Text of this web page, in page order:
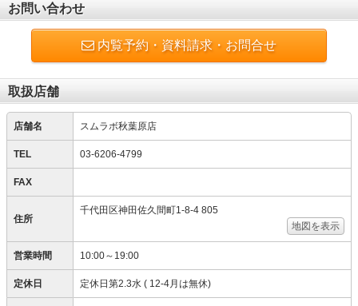
お問い合わせ
内覧予約・資料請求・お問合せ
取扱店舗
店舗名 スムラボ秋葉原店
TEL 03-6206-4799
FAX
住所
千代田区神田佐久間町1-8-4 805
地図を表示
営業時間 10:00～19:00
定休日 定休日第2.3水 ( 12-4月は無休)